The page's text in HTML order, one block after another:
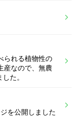
られる植物性の
産なので、無農
た。
を公開しました